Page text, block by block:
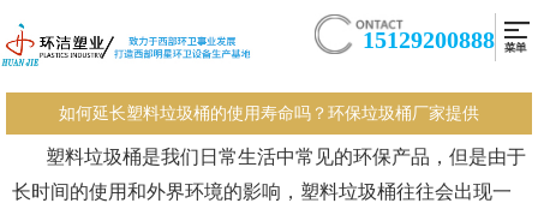
15129200888
如何延长塑料垃圾桶的使用寿命吗？环保垃圾桶厂家提供
塑料垃圾桶是我们日常生活中常见的环保产品，但是由于
长时间的使用和外界环境的影响， 塑料垃圾桶往往会出现一